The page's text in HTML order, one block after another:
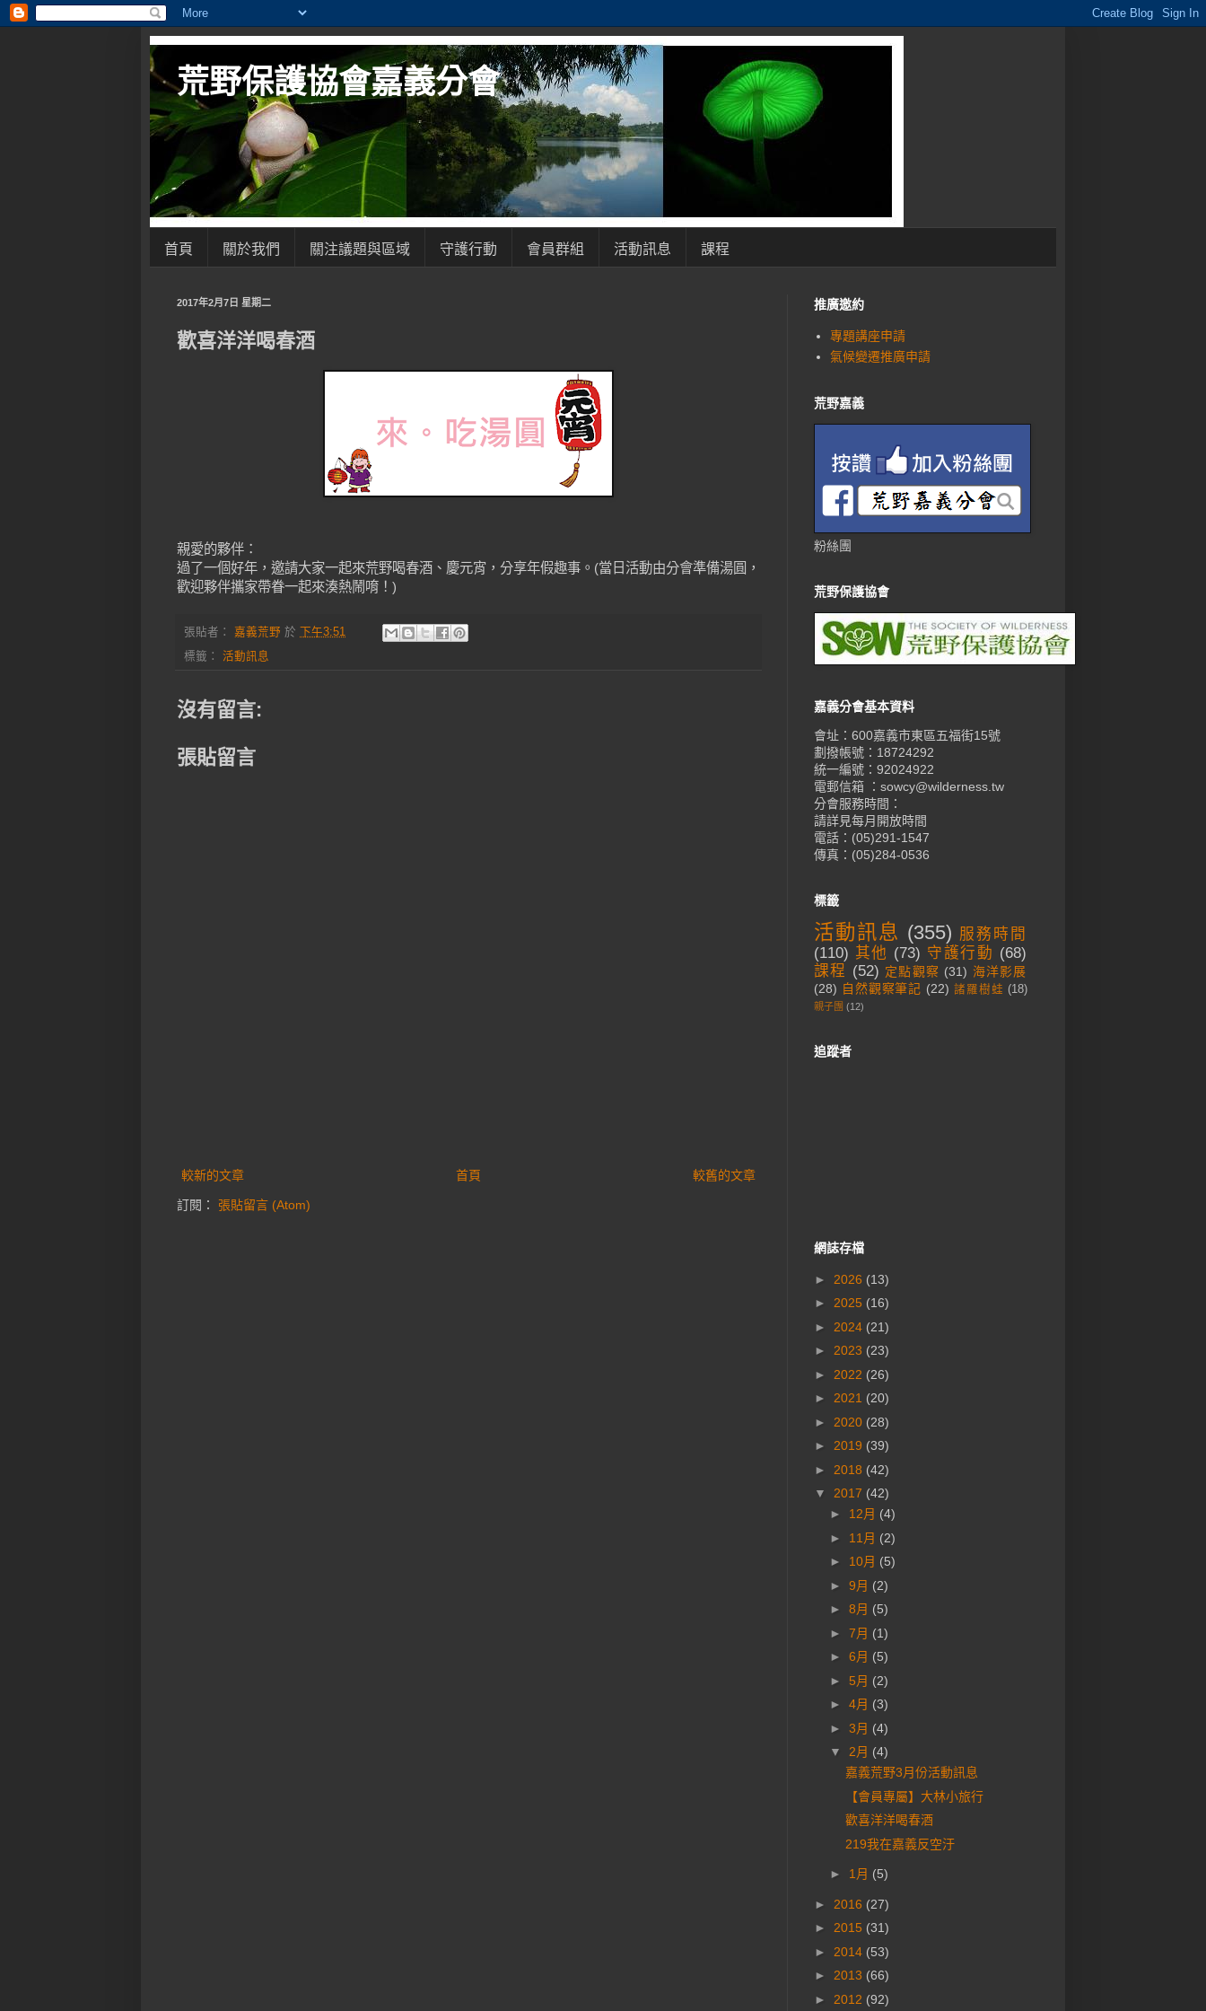
荒野保護協會嘉義分會
首頁 關於我們 關注議題與區域 守護行動 會員群組 活動訊息 課程
2017年2月7日 星期二
歡喜洋洋喝春酒
親愛的夥伴：
過了一個好年，邀請大家一起來荒野喝春酒、慶元宵，分享年假趣事。(當日活動由分會準備湯圓，
歡迎夥伴攜家帶眷一起來湊熱鬧唷！)
張貼者： 嘉義荒野 於
下午3:51
標籤： 活動訊息
沒有留言:
張貼留言
較新的文章 較舊的文章
首頁
訂閱： 張貼留言 (Atom)
推廣邀約
專題講座申請
氣候變遷推廣申請
荒野嘉義
粉絲團
荒野保護協會
嘉義分會基本資料
會址：600嘉義市東區五福街15號
劃撥帳號：18724292
統一編號：92024922
電郵信箱 ：sowcy@wilderness.tw
分會服務時間：
請詳見每月開放時間
電話：(05)291-1547
傳真：(05)284-0536
標籤
活動訊息 (355) 服務時間
(110) 其他 (73) 守護行動 (68)
課程 (52) 定點觀察 (31) 海洋影展
(28) 自然觀察筆記 (22) 諸羅樹蛙 (18)
親子團 (12)
追蹤者
網誌存檔
► 2026 (13)
► 2025 (16)
► 2024 (21)
► 2023 (23)
► 2022 (26)
► 2021 (20)
► 2020 (28)
► 2019 (39)
► 2018 (42)
▼ 2017 (42)
► 12月 (4)
► 11月 (2)
► 10月 (5)
► 9月 (2)
► 8月 (5)
► 7月 (1)
► 6月 (5)
► 5月 (2)
► 4月 (3)
► 3月 (4)
▼ 2月 (4)
嘉義荒野3月份活動訊息
【會員專屬】大林小旅行
歡喜洋洋喝春酒
219我在嘉義反空汙
► 1月 (5)
► 2016 (27)
► 2015 (31)
► 2014 (53)
► 2013 (66)
► 2012 (92)